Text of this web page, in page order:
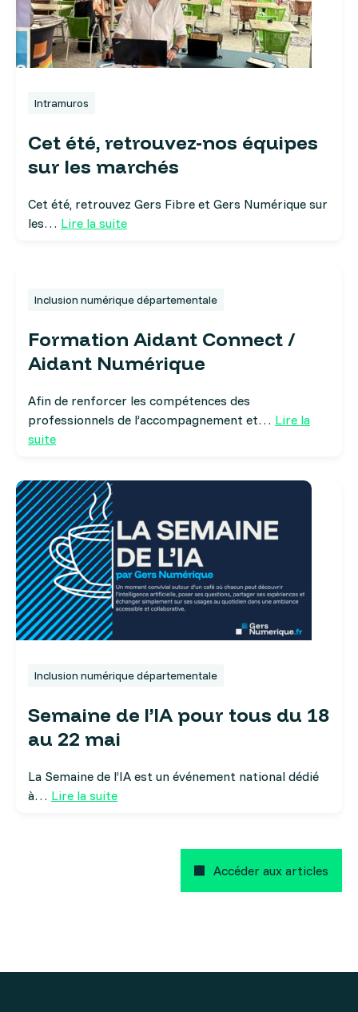
Intramuros
Cet été, retrouvez-nos équipes
sur les marchés
Cet été, retrouvez Gers Fibre et Gers Numérique sur
les… Lire la suite
Inclusion numérique départementale
Formation Aidant Connect /
Aidant Numérique
Afin de renforcer les compétences des
professionnels de l’accompagnement et… Lire la
suite
Inclusion numérique départementale
Semaine de l’IA pour tous du 18
au 22 mai
La Semaine de l’IA est un événement national dédié
à… Lire la suite
Accéder aux articles